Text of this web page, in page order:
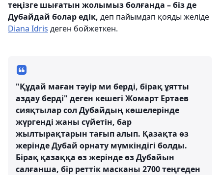
теңізге шығатын жолымыз болғанда – біз де
Дубайдай болар едік, деп пайымдап қояды желіде
Diana Idris деген бойжеткен.
"Құдай маған тәуір ми берді, бірақ ұятты
аздау берді" деген кешегі Жомарт Ертаев
сияқтылар сол Дубайдың көшелерінде
жүргенді жаны сүйетін, бар
жылтырақтарын тағып алып. Қазақта өз
жерінде Дубай орнату мүмкіндігі болды.
Бірақ қазаққа өз жерінде өз Дубайын
салғанша, бір реттік масканы 2700 теңгеден